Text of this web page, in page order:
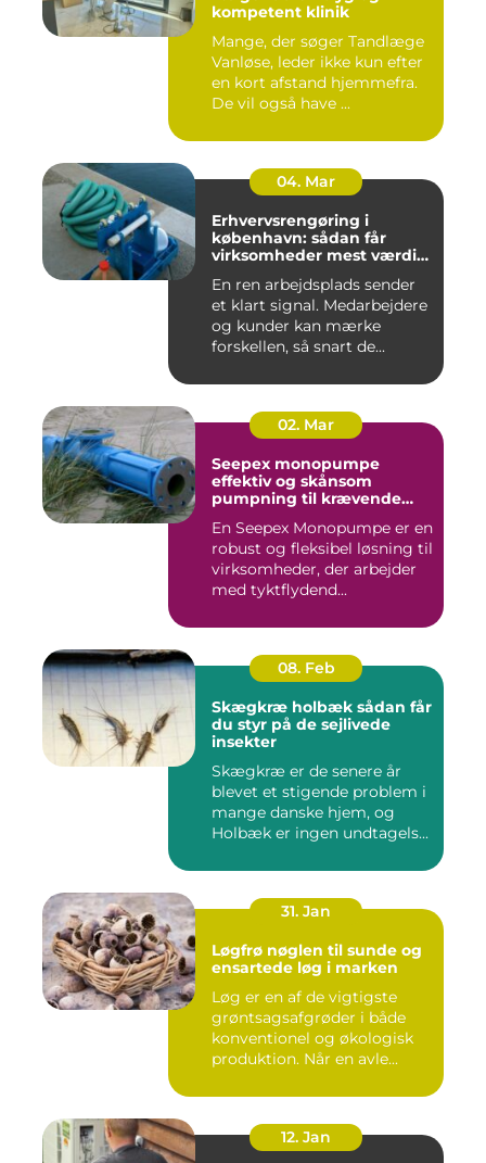
kompetent klinik
Mange, der søger Tandlæge
Vanløse, leder ikke kun efter
en kort afstand hjemmefra.
De vil også have ...
04. Mar
Erhvervsrengøring i
københavn: sådan får
virksomheder mest værdi
En ren arbejdsplads sender
et klart signal. Medarbejdere
og kunder kan mærke
forskellen, så snart de...
02. Mar
Seepex monopumpe
effektiv og skånsom
pumpning til krævende
En Seepex Monopumpe er en
robust og fleksibel løsning til
virksomheder, der arbejder
med tyktflydend...
08. Feb
Skægkræ holbæk sådan får
du styr på de sejlivede
insekter
Skægkræ er de senere år
blevet et stigende problem i
mange danske hjem, og
Holbæk er ingen undtagels...
31. Jan
Løgfrø nøglen til sunde og
ensartede løg i marken
Løg er en af de vigtigste
grøntsagsafgrøder i både
konventionel og økologisk
produktion. Når en avle...
12. Jan